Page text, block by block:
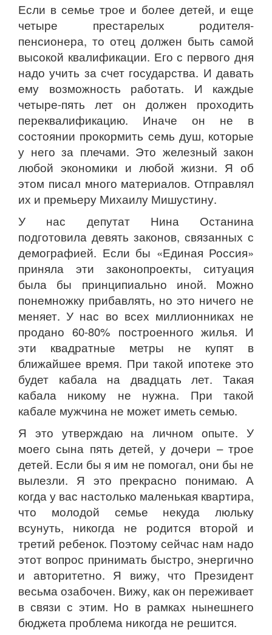
Если в семье трое и более детей, и еще
четыре престарелых родителя-
пенсионера, то отец должен быть самой
высокой квалификации. Его с первого дня
надо учить за счет государства. И давать
ему возможность работать. И каждые
четыре-пять лет он должен проходить
переквалификацию. Иначе он не в
состоянии прокормить семь душ, которые
у него за плечами. Это железный закон
любой экономики и любой жизни. Я об
этом писал много материалов. Отправлял
их и премьеру Михаилу Мишустину.
У нас депутат Нина Останина
подготовила девять законов, связанных с
демографией. Если бы «Единая Россия»
приняла эти законопроекты, ситуация
была бы принципиально иной. Можно
понемножку прибавлять, но это ничего не
меняет. У нас во всех миллионниках не
продано 60-80% построенного жилья. И
эти квадратные метры не купят в
ближайшее время. При такой ипотеке это
будет кабала на двадцать лет. Такая
кабала никому не нужна. При такой
кабале мужчина не может иметь семью.
Я это утверждаю на личном опыте. У
моего сына пять детей, у дочери – трое
детей. Если бы я им не помогал, они бы не
вылезли. Я это прекрасно понимаю. А
когда у вас настолько маленькая квартира,
что молодой семье некуда люльку
всунуть, никогда не родится второй и
третий ребенок. Поэтому сейчас нам надо
этот вопрос принимать быстро, энергично
и авторитетно. Я вижу, что Президент
весьма озабочен. Вижу, как он переживает
в связи с этим. Но в рамках нынешнего
бюджета проблема никогда не решится.